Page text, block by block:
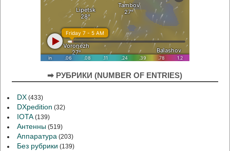
➡ РУБРИКИ (NUMBER OF ENTRIES)
DX (433)
DXpedition (32)
IOTA(139)
Антенны (519)
Аппаратура (203)
Без рубрики (139)